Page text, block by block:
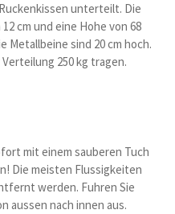
unterteilt. Die
cm und eine Hohe von 68
Metallbeine sind 20 cm hoch.
250 kg tragen.
mit einem sauberen Tuch
Die meisten Flussigkeiten
werden. Fuhren Sie
aussen nach innen aus.